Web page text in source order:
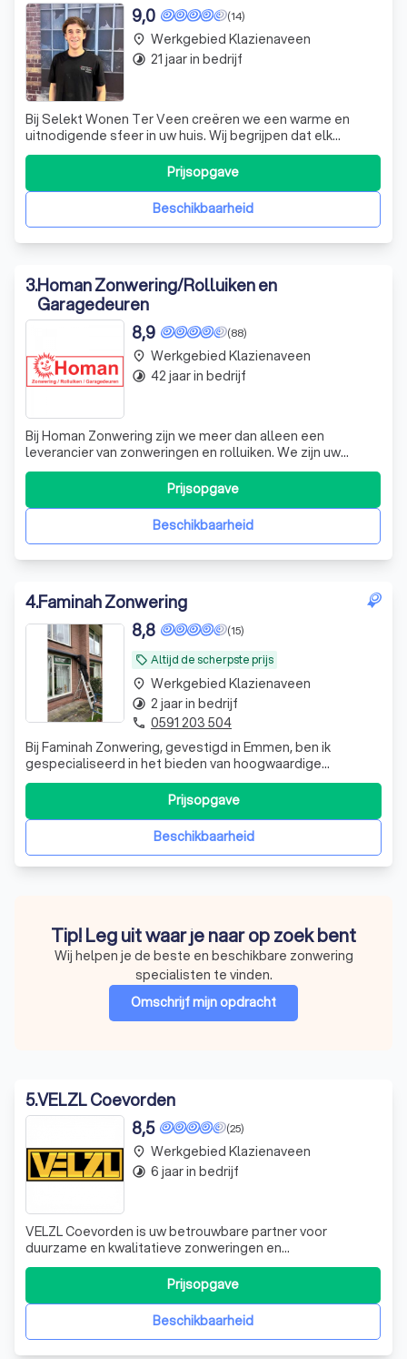
(14)
9,0
Bij Selekt Wonen Ter Veen creëren we een warme en
uitnodigende sfeer in uw huis. Wij begrijpen dat elk
interieur uniek is en dat de juiste meubels en decoraties
een wereld van verschil maken. Met een uitgebreid
assortiment van eigentijdse kwaliteitsmerken, waaronder
Gealux en UrbanSofa, bieden we u
Beschikbaarheid
Prijsopgave
place Werkgebied Klazienaveen
timelapse 21 jaar in bedrijf
3.Homan Zonwering/Rolluiken en
Garagedeuren
(88)
8,9
Bij Homan Zonwering zijn we meer dan alleen een
leverancier van zonweringen en rolluiken. We zijn uw
partner in het creëren van een comfortabele en stijlvolle
leefomgeving. Ons team van deskundige professionals
streeft ernaar om uw visie tot leven te brengen, met een
ongeëvenaarde mix van vakmanscha
Beschikbaarheid
Prijsopgave
place Werkgebied Klazienaveen
timelapse 42 jaar in bedrijf
4.Faminah Zonwering
local_offer Altijd de scherpste prijs
(15)
8,8
Bij Faminah Zonwering, gevestigd in Emmen, ben ik
gespecialiseerd in het bieden van hoogwaardige
oplossingen voor zonwering en rolluiken. Mijn expertise
omvat zowel de installatie van nieuwe rolluiken als de
reparatie van bestaande systemen. Ik begrijp hoe
belangrijk het is voor u om te genieten van
Beschikbaarheid
Prijsopgave
place Werkgebied Klazienaveen
timelapse 2 jaar in bedrijf
phone 0591 203 504
Tip! Leg uit waar je naar op zoek bent
Wij helpen je de beste en beschikbare zonwering
specialisten te vinden.
Omschrijf mijn opdracht
5.VELZL Coevorden
(25)
8,5
VELZL Coevorden is uw betrouwbare partner voor
duurzame en kwalitatieve zonweringen en
terrasoverkappingen. Met meer dan 20 jaar ervaring in de
branche, onderscheiden we ons door onze klantgerichte
aanpak en onze toewijding aan kwaliteit. Onze oprichter,
Daniël Velzel, heeft een rijke achtergrond in
Beschikbaarheid
Prijsopgave
place Werkgebied Klazienaveen
timelapse 6 jaar in bedrijf